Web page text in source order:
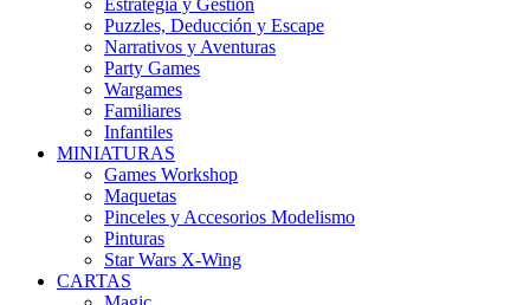
Estrategia y Gestión
Puzzles, Deducción y Escape
Narrativos y Aventuras
Party Games
Wargames
Familiares
Infantiles
MINIATURAS
Games Workshop
Maquetas
Pinceles y Accesorios Modelismo
Pinturas
Star Wars X-Wing
CARTAS